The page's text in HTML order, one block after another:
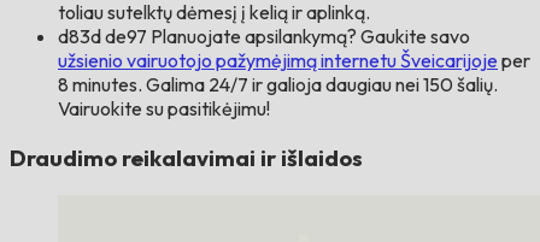
toliau sutelktų dėmesį į kelią ir aplinką.
d83d de97 Planuojate apsilankymą? Gaukite savo
užsienio vairuotojo pažymėjimą internetu Šveicarijoje per
8 minutes. Galima 24/7 ir galioja daugiau nei 150 šalių.
Vairuokite su pasitikėjimu!
Draudimo reikalavimai ir išlaidos